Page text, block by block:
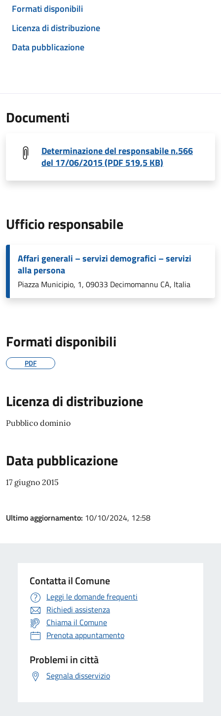
Formati disponibili
Licenza di distribuzione
Data pubblicazione
Documenti
Determinazione del responsabile n.566
del 17/06/2015 (PDF 519,5 KB)
Ufficio responsabile
Affari generali – servizi demografici – servizi
alla persona
Piazza Municipio, 1, 09033 Decimomannu CA, Italia
Formati disponibili
PDF
Licenza di distribuzione
Pubblico dominio
Data pubblicazione
17 giugno 2015
Ultimo aggiornamento: 10/10/2024, 12:58
Contatta il Comune
Leggi le domande frequenti
Richiedi assistenza
Chiama il Comune
Prenota appuntamento
Problemi in città
Segnala disservizio